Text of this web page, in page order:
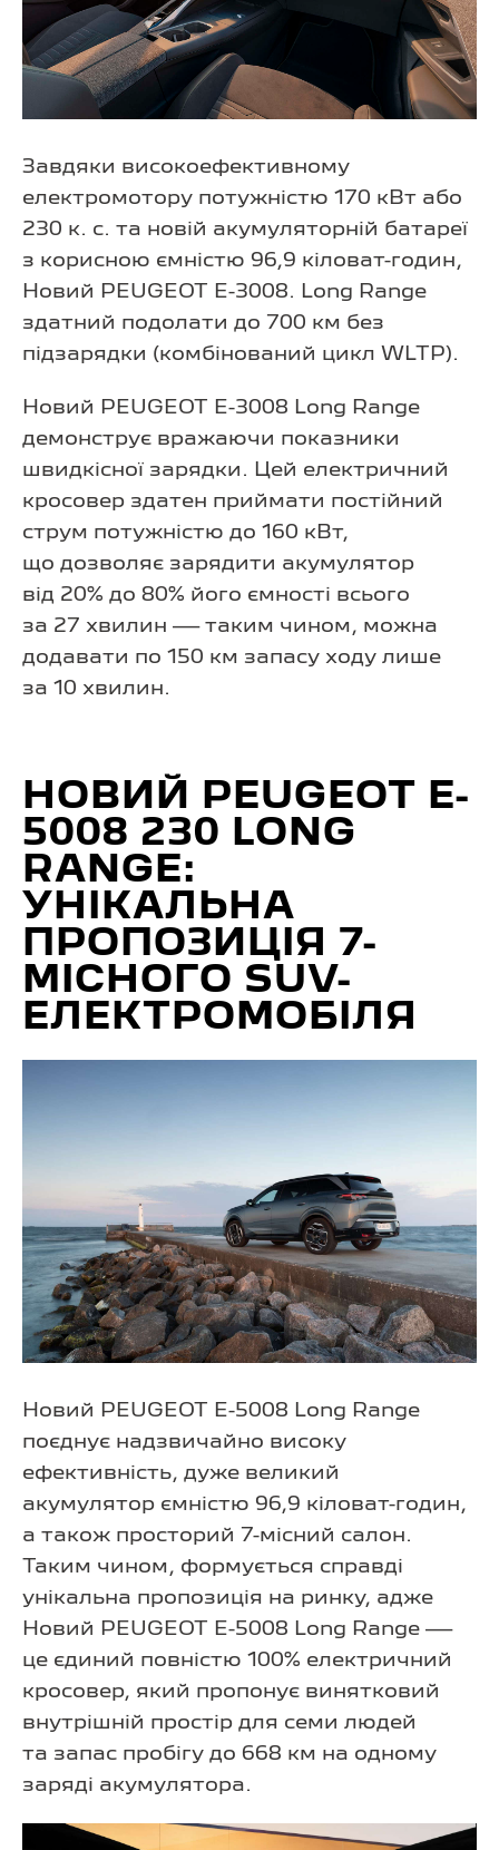
Завдяки високоефективному
електромотору потужністю 170 кВт або
230 к. с. та новій акумуляторній батареї
з корисною ємністю 96,9 кіловат-годин,
Новий PEUGEOT E-3008. Long Range
здатний подолати до 700 км без
підзарядки (комбінований цикл WLTP).
Новий PEUGEOT E-3008 Long Range
демонструє вражаючи показники
швидкісної зарядки. Цей електричний
кросовер здатен приймати постійний
струм потужністю до 160 кВт,
що дозволяє зарядити акумулятор
від 20% до 80% його ємності всього
за 27 хвилин — таким чином, можна
додавати по 150 км запасу ходу лише
за 10 хвилин.
НОВИЙ PEUGEOT E-
5008 230 LONG
RANGE:
УНІКАЛЬНА
ПРОПОЗИЦІЯ 7-
МІСНОГО SUV-
ЕЛЕКТРОМОБІЛЯ
Новий PEUGEOT E-5008 Long Range
поєднує надзвичайно високу
ефективність, дуже великий
акумулятор ємністю 96,9 кіловат-годин,
а також просторий 7-місний салон.
Таким чином, формується справді
унікальна пропозиція на ринку, адже
Новий PEUGEOT E-5008 Long Range —
це єдиний повністю 100% електричний
кросовер, який пропонує винятковий
внутрішній простір для семи людей
та запас пробігу до 668 км на одному
заряді акумулятора.